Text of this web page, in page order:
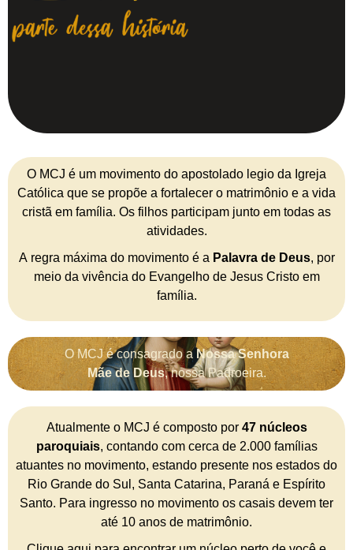
O MCJ é um movimento do apostolado legio da Igreja
Católica que se propõe a fortalecer o matrimônio e a vida
cristã em família. Os filhos participam junto em todas as
atividades.
A regra máxima do movimento é a Palavra de Deus, por
meio da vivência do Evangelho de Jesus Cristo em
família.
O MCJ é consagrado a Nossa Senhora
Mãe de Deus, nossa Padroeira.
Atualmente o MCJ é composto por 47 núcleos
paroquiais, contando com cerca de 2.000 famílias
atuantes no movimento, estando presente nos estados do
Rio Grande do Sul, Santa Catarina, Paraná e Espírito
Santo. Para ingresso no movimento os casais devem ter
até 10 anos de matrimônio.